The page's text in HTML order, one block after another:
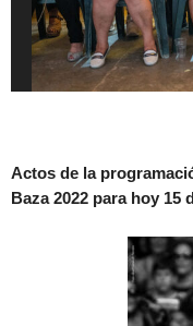
Actos de la
Baza 2022 para hoy 15